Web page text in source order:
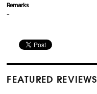
Remarks
-
FEATURED REVIEWS